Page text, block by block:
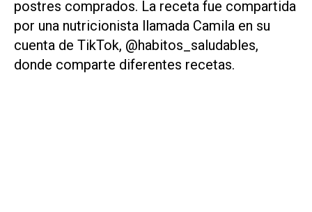
postres comprados. La receta fue compartida
por una nutricionista llamada Camila en su
cuenta de TikTok, @habitos_saludables,
donde comparte diferentes recetas.